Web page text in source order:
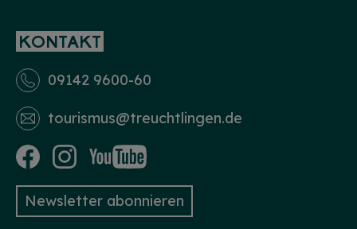
KONTAKT
09142 9600-60
tourismus­@treuchtlingen.de
Newsletter abonnieren